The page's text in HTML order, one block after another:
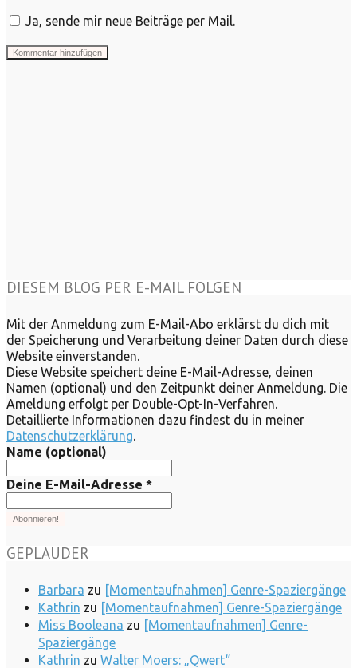
Ja, sende mir neue Beiträge per Mail.
DIESEM BLOG PER E-MAIL FOLGEN
Mit der Anmeldung zum E-Mail-Abo erklärst du dich mit
der Speicherung und Verarbeitung deiner Daten durch diese
Website einverstanden.
Diese Website speichert deine E-Mail-Adresse, deinen
Namen (optional) und den Zeitpunkt deiner Anmeldung. Die
Ameldung erfolgt per Double-Opt-In-Verfahren.
Detaillierte Informationen dazu findest du in meiner
Datenschutzerklärung
Name (optional)
Deine E-Mail-Adresse *
GEPLAUDER
Barbara zu [Momentaufnahmen] Genre-Spaziergänge
Kathrin zu [Momentaufnahmen] Genre-Spaziergänge
Miss Booleana zu [Momentaufnahmen] Genre-
Spaziergänge
Kathrin zu Walter Moers: „Qwert“